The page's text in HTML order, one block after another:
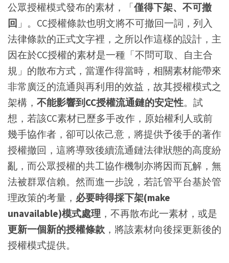
公眾授權模式發布的素材，「僅得下架、不可撤
回 」。CC授權條款也明文將不可撤回一詞，列入
法律條款的正式文字裡，之所以作這樣的設計，主
因在於CC授權的素材是一種「不問可取、自主合
規」的散布方式，當運作得當時，相關素材能帶來
非常廣泛的流通與再利用的效益，故其授權模式之
架構， 不能影響到CC授權流通鏈的安定性。試
想，若該CC素材已歷多手改作，原始權利人或前
幾手協作者，卻可以依己意，將提供予後手的著作
授權撤回，這將導致後續流通鏈法律狀態的高度紛
亂，而公眾授權的共工協作機制亦將因而瓦解，無
法被群眾信賴。然而進一步說，若託管平台基於管
理政策的考量， 必要時得採下架(make
unavailable)模式處理 ，不再散布此一素材，或是
更新一個新的授權條款 ，將該素材向後採更新後的
授權模式提供。